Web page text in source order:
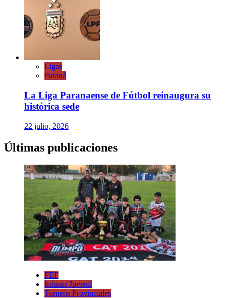
Ligas
Paraná
La Liga Paranaense de Fútbol reinaugura su
histórica sede
22 julio, 2026
Últimas publicaciones
FEF
Infanto Juvenil
Torneos Provinciales